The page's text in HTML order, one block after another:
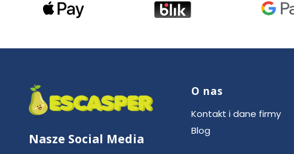
Nasze Social Media
Linki w stopce
O nas
Kontakt i dane firmy
Blog